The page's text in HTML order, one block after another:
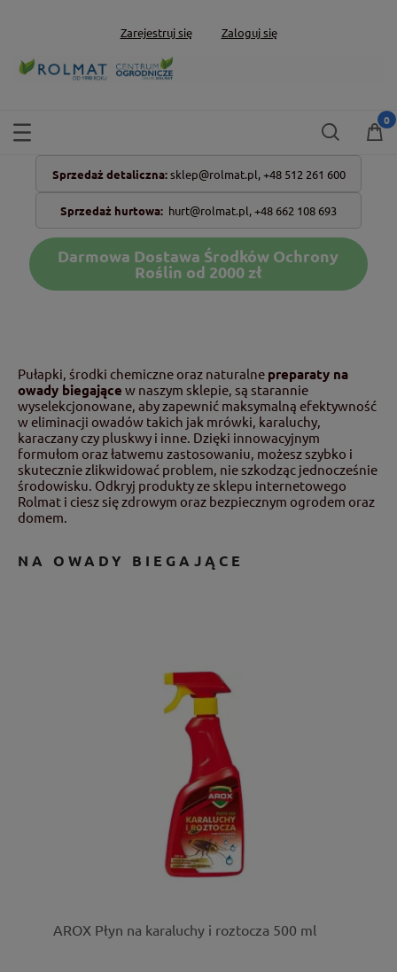
Zarejestruj się Zaloguj się
Sprzedaż detaliczna: sklep@rolmat.pl, +48 512 261 600
Sprzedaż hurtowa: hurt@rolmat.pl,+48 662 108 693
Darmowa Dostawa Środków Ochrony
Roślin od 2000 zł
Pułapki, środki chemiczne oraz naturalne preparaty na
owady biegające w naszym sklepie, są starannie
wyselekcjonowane, aby zapewnić maksymalną efektywność
w eliminacji owadów takich jak mrówki, karaluchy,
karaczany czy pluskwy i inne. Dzięki innowacyjnym
formułom oraz łatwemu zastosowaniu, możesz szybko i
skutecznie zlikwidować problem, nie szkodząc jednocześnie
środowisku. Odkryj produkty ze sklepu internetowego
Rolmat i ciesz się zdrowym oraz bezpiecznym ogrodem oraz
domem.
NA OWADY BIEGAJĄCE
AROX Płyn na karaluchy i roztocza 500 ml